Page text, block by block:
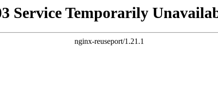
Service Temporarily
nginx-reuseport/1.21.1